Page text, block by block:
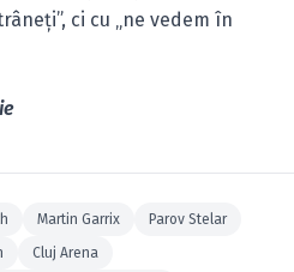
ci cu „ne vedem în
Martin Garrix
Parov Stelar
Cluj Arena